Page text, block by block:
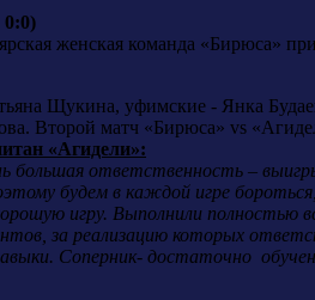
0:0)
женская команда «Бирюса»
Щукина, уфимские - Янка
Второй матч «Бирюса» vs
«Агидели»:
большая ответственность –
будем в каждой игре
игру. Выполнили
за реализацию которых
Соперник- достаточно